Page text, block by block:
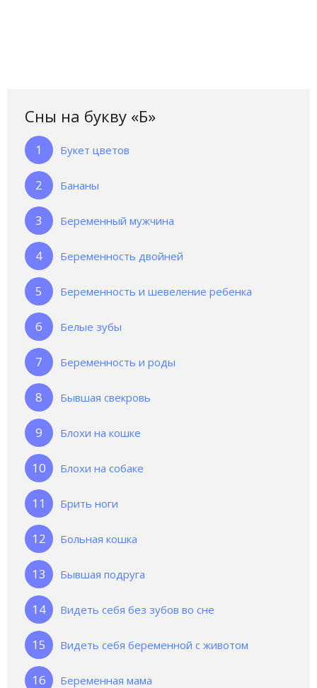
Сны на букву «Б‎»‎
Букет цветов
Бананы
Беременный мужчина
Беременность двойней
Беременность и шевеление ребенка
Белые зубы
Беременность и роды
Бывшая свекровь
Блохи на кошке
Блохи на собаке
Брить ноги
Больная кошка
Бывшая подруга
Видеть себя без зубов во сне
Видеть себя беременной с животом
Беременная мама